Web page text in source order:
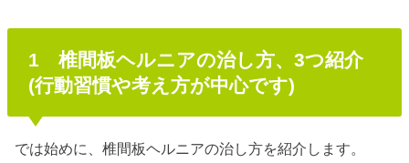
1 椎間板ヘルニアの治し方、3つ紹介
(行動習慣や考え方が中心です)
では始めに、椎間板ヘルニアの治し方を紹介します。